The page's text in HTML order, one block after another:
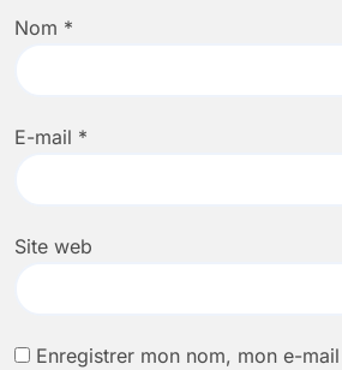
Nom *
E-mail *
Site web
Enregistrer mon nom, mon e-